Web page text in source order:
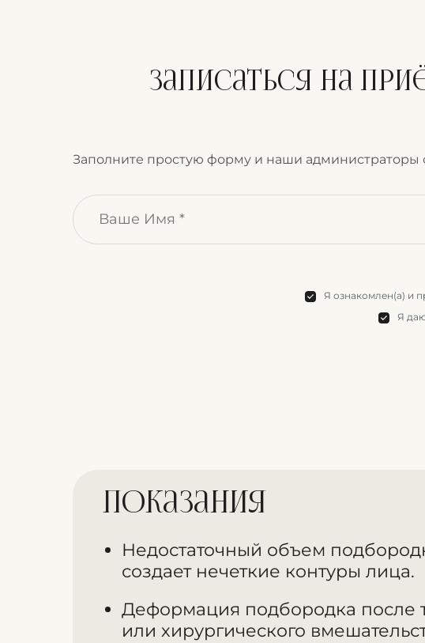
Записаться на
Заполните простую форму и наши администраторы
Я ознакомлен(а) и
Я
Показания
Недостаточный объем
создает нечеткие контуры лица.
Деформация подбородка после
или хирургического